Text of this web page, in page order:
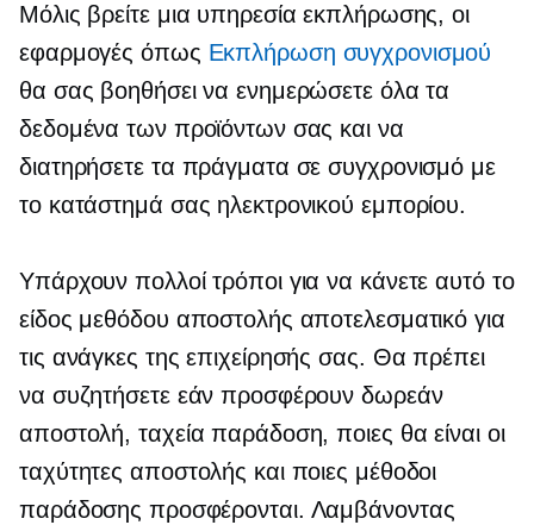
Μόλις βρείτε μια υπηρεσία εκπλήρωσης, οι
εφαρμογές όπως Εκπλήρωση συγχρονισμού
θα σας βοηθήσει να ενημερώσετε όλα τα
δεδομένα των προϊόντων σας και να
διατηρήσετε τα πράγματα σε συγχρονισμό με
το κατάστημά σας ηλεκτρονικού εμπορίου.
Υπάρχουν πολλοί τρόποι για να κάνετε αυτό το
είδος μεθόδου αποστολής αποτελεσματικό για
τις ανάγκες της επιχείρησής σας. Θα πρέπει
να συζητήσετε εάν προσφέρουν δωρεάν
αποστολή, ταχεία παράδοση, ποιες θα είναι οι
ταχύτητες αποστολής και ποιες μέθοδοι
παράδοσης προσφέρονται. Λαμβάνοντας